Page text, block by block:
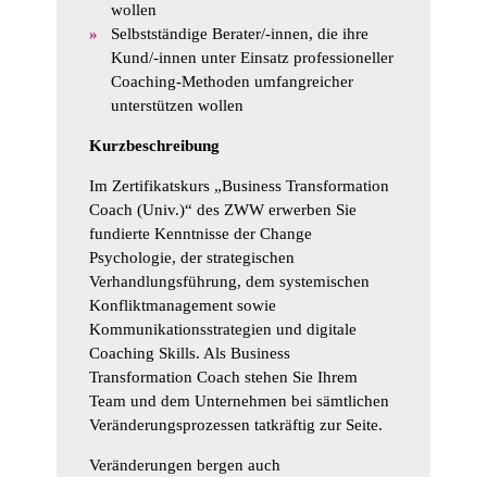
wollen
Selbstständige Berater/-innen, die ihre
Kund/-innen unter Einsatz professioneller
Coaching-Methoden umfangreicher
unterstützen wollen
Kurzbeschreibung
Im Zertifikatskurs „Business Transformation
Coach (Univ.)“ des ZWW erwerben Sie
fundierte Kenntnisse der Change
Psychologie, der strategischen
Verhandlungsführung, dem systemischen
Konfliktmanagement sowie
Kommunikationsstrategien und digitale
Coaching Skills. Als Business
Transformation Coach stehen Sie Ihrem
Team und dem Unternehmen bei sämtlichen
Veränderungsprozessen tatkräftig zur Seite.
Veränderungen bergen auch